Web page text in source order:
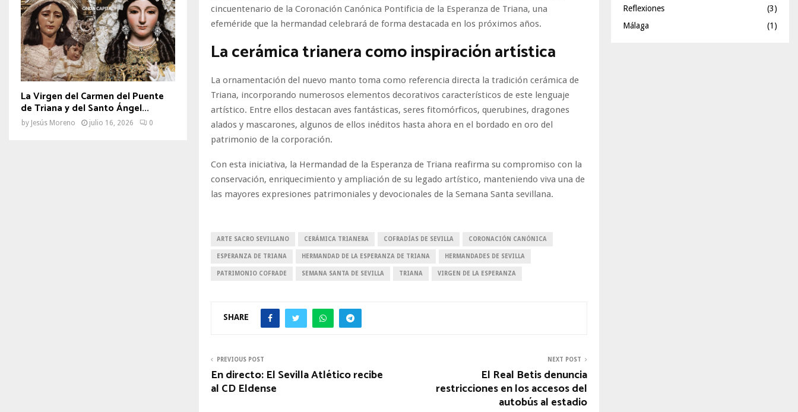
cincuentenario de la Coronación Canónica Pontificia de la Esperanza de Triana, una
efeméride que la hermandad celebrará de forma destacada en los próximos años.
La cerámica trianera como inspiración artística
La ornamentación del nuevo manto toma como referencia directa la tradición cerámica de
Triana, incorporando numerosos elementos decorativos característicos de este lenguaje
artístico. Entre ellos destacan aves fantásticas, seres fitomórficos, querubines, dragones
alados y mascarones, algunos de ellos inéditos hasta ahora en el bordado en oro del
patrimonio de la corporación.
Con esta iniciativa, la Hermandad de la Esperanza de Triana reafirma su compromiso con la
conservación, enriquecimiento y ampliación de su legado artístico, manteniendo viva una de
las mayores expresiones patrimoniales y devocionales de la Semana Santa sevillana.
ARTE SACRO SEVILLANO CERÁMICA TRIANERA COFRADÍAS DE SEVILLA CORONACIÓN CANÓNICA
ESPERANZA DE TRIANA HERMANDAD DE LA ESPERANZA DE TRIANA HERMANDADES DE SEVILLA
PATRIMONIO COFRADE SEMANA SANTA DE SEVILLA TRIANA VIRGEN DE LA ESPERANZA
SHARE
PREVIOUS POST
En directo: El Sevilla Atlético recibe
al CD Eldense
NEXT POST
El Real Betis denuncia
restricciones en los accesos del
autobús al estadio
La Virgen del Carmen del Puente
de Triana y del Santo Ángel...
by Jesús Moreno julio 16, 2026 0
Reflexiones
(3)
Málaga
(1)